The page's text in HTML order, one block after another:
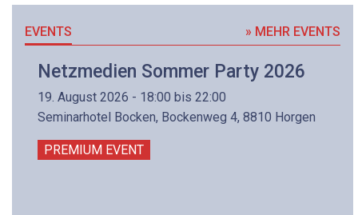
EVENTS » MEHR EVENTS
Netzmedien Sommer Party 2026
19. August 2026 - 18:00 bis 22:00
Seminarhotel Bocken, Bockenweg 4, 8810 Horgen
PREMIUM EVENT